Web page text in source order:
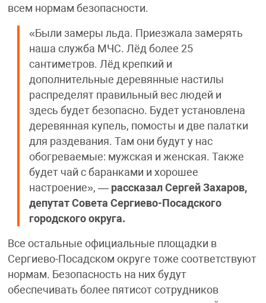
всем нормам безопасности.
«Были замеры льда. Приезжала замерять
наша служба МЧС. Лёд более 25
сантиметров. Лёд крепкий и
дополнительные деревянные настилы
распределят правильный вес людей и
здесь будет безопасно. Будет установлена
деревянная купель, помосты и две палатки
для раздевания. Там они будут у нас
обогреваемые: мужская и женская. Также
будет чай с баранками и хорошее
настроение», — рассказал Сергей Захаров,
депутат Совета Сергиево-Посадского
городского округа.
Все остальные официальные площадки в
Сергиево-Посадском округе тоже соответствуют
нормам. Безопасность на них будут
обеспечивать более пятисот сотрудников